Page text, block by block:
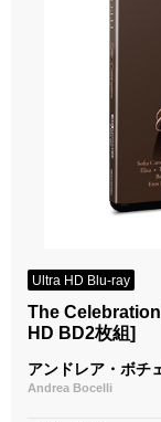
Ultra HD Blu-ray
The
HD BD2枚組]
アンドレア・ボチ
Andrea Bocelli